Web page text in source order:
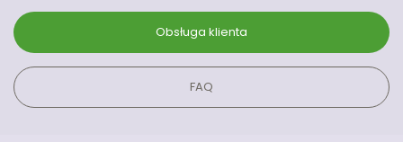
Obsługa klienta
FAQ